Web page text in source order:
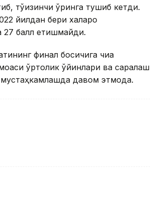
тўққизинчи ўринга тушиб кетди.
йилдан бери халқаро
27 балл етишмайди.
финал босқичига чиқа
ўртоқлик ўйинлари ва саралаш
мустаҳкамлашда давом этмоқда.